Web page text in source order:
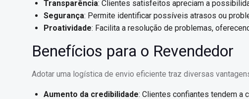
Transparência: Clientes satisfeitos apreciam a
Segurança: Permite identificar possíveis atrasos ou
Proatividade: Facilita a resolução de problemas,
Benefícios para o Revendedor
Adotar uma logística de envio eficiente traz diversas
Aumento da credibilidade: Clientes confiantes tendem a